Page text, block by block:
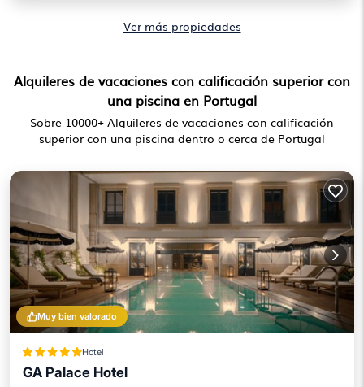
Ver más propiedades
Alquileres de vacaciones con calificación superior con
una piscina en Portugal
Sobre 10000+ Alquileres de vacaciones con calificación
superior con una piscina dentro o cerca de Portugal
Muy bien valorado
Hotel
GA Palace Hotel